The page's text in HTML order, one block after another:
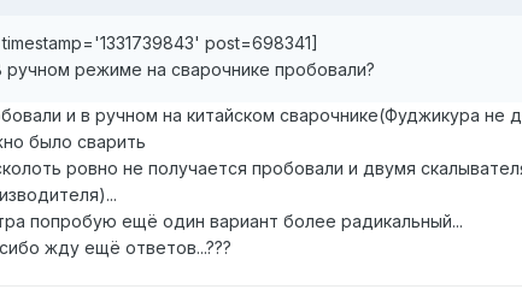
post=698341]
ручном режиме на сварочнике пробовали?
и в ручном на китайском сварочнике(Фуджикура не
было сварить
ровно не получается пробовали и двумя
попробую ещё один вариант более радикальный...
жду ещё ответов...???